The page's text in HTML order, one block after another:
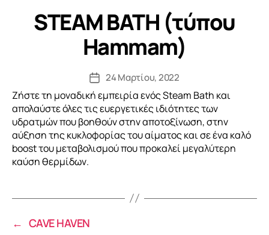
STEAM BATH (τύπου
Hammam)
24 Μαρτίου, 2022
Ζήστε τη μοναδική εμπειρία ενός Steam Bath και
απολαύστε όλες τις ευεργετικές ιδιότητες των
υδρατμών που βοηθούν στην αποτοξίνωση, στην
αύξηση της κυκλοφορίας του αίματος και σε ένα καλό
boost του μεταβολισμού που προκαλεί μεγαλύτερη
καύση θερμίδων.
← CAVE HAVEN